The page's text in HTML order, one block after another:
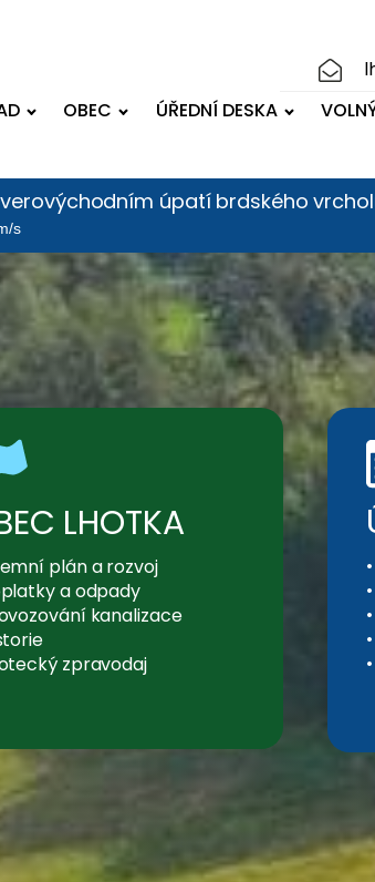
OBEC ÚŘEDNÍ DESKA
úpatí brdského
s
LHOTKA
plán a rozvoj
a odpady
kanalizace
zpravodaj
•
•
•
•
•